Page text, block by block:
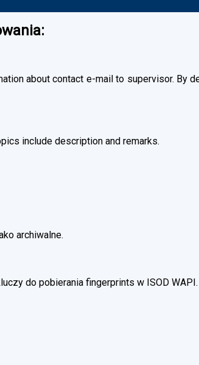
about contact e-mail to supervisor. By
include description and remarks.
archiwalne.
do pobierania fingerprints w ISOD WAPI.